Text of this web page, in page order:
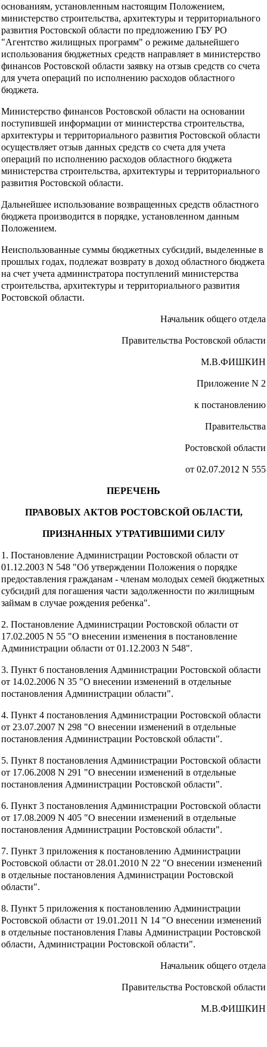
основаниям, установленным настоящим Положением,
министерство строительства, архитектуры и территориального
развития Ростовской области по предложению ГБУ РО
"Агентство жилищных программ" о режиме дальнейшего
использования бюджетных средств направляет в министерство
финансов Ростовской области заявку на отзыв средств со счета
для учета операций по исполнению расходов областного
бюджета.
Министерство финансов Ростовской области на основании
поступившей информации от министерства строительства,
архитектуры и территориального развития Ростовской области
осуществляет отзыв данных средств со счета для учета
операций по исполнению расходов областного бюджета
министерства строительства, архитектуры и территориального
развития Ростовской области.
Дальнейшее использование возвращенных средств областного
бюджета производится в порядке, установленном данным
Положением.
Неиспользованные суммы бюджетных субсидий, выделенные в
прошлых годах, подлежат возврату в доход областного бюджета
на счет учета администратора поступлений министерства
строительства, архитектуры и территориального развития
Ростовской области.
Начальник общего отдела
Правительства Ростовской области
М.В.ФИШКИН
Приложение N 2
к постановлению
Правительства
Ростовской области
от 02.07.2012 N 555
ПЕРЕЧЕНЬ
ПРАВОВЫХ АКТОВ РОСТОВСКОЙ ОБЛАСТИ,
ПРИЗНАННЫХ УТРАТИВШИМИ СИЛУ
1. Постановление Администрации Ростовской области от
01.12.2003 N 548 "Об утверждении Положения о порядке
предоставления гражданам - членам молодых семей бюджетных
субсидий для погашения части задолженности по жилищным
займам в случае рождения ребенка".
2. Постановление Администрации Ростовской области от
17.02.2005 N 55 "О внесении изменения в постановление
Администрации области от 01.12.2003 N 548".
3. Пункт 6 постановления Администрации Ростовской области
от 14.02.2006 N 35 "О внесении изменений в отдельные
постановления Администрации области".
4. Пункт 4 постановления Администрации Ростовской области
от 23.07.2007 N 298 "О внесении изменений в отдельные
постановления Администрации Ростовской области".
5. Пункт 8 постановления Администрации Ростовской области
от 17.06.2008 N 291 "О внесении изменений в отдельные
постановления Администрации Ростовской области".
6. Пункт 3 постановления Администрации Ростовской области
от 17.08.2009 N 405 "О внесении изменений в отдельные
постановления Администрации Ростовской области".
7. Пункт 3 приложения к постановлению Администрации
Ростовской области от 28.01.2010 N 22 "О внесении изменений
в отдельные постановления Администрации Ростовской
области".
8. Пункт 5 приложения к постановлению Администрации
Ростовской области от 19.01.2011 N 14 "О внесении изменений
в отдельные постановления Главы Администрации Ростовской
области, Администрации Ростовской области".
Начальник общего отдела
Правительства Ростовской области
М.В.ФИШКИН